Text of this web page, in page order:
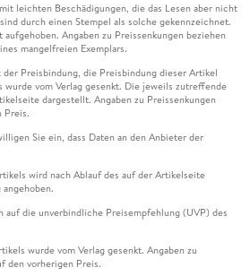
leichten Beschädigungen, die das Lesen aber nicht
durch einen Stempel als solche gekennzeichnet.
Angaben zu Preissenkungen beziehen
mangelfreien Exemplars.
Preisbindung, die Preisbindung dieser Artikel
wurde vom Verlag gesenkt. Die jeweils zutreffende
dargestellt. Angaben zu Preissenkungen
Preis.
Sie ein, dass Daten an den Anbieter der
wird nach Ablauf des auf der Artikelseite
auf die unverbindliche Preisempfehlung (UVP) des
wurde vom Verlag gesenkt. Angaben zu
den vorherigen Preis.